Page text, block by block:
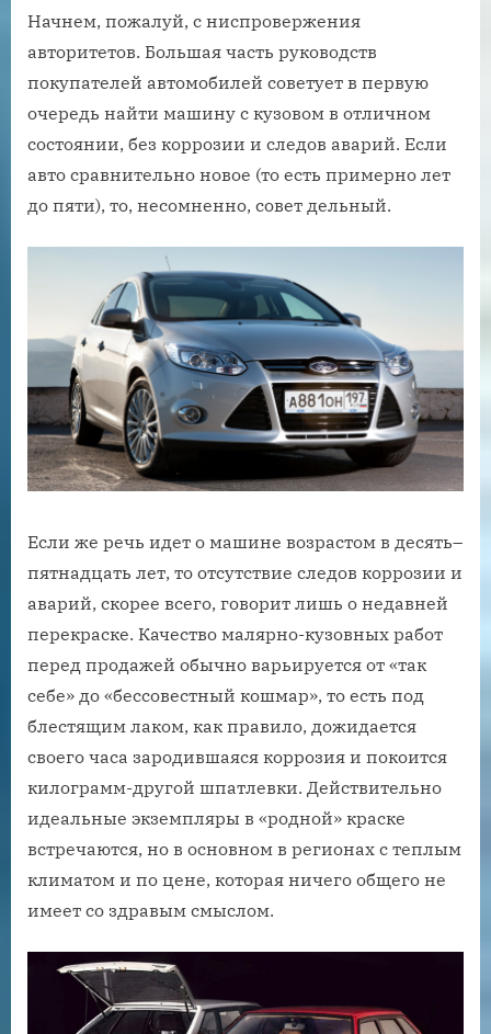
Начнем, пожалуй, с ниспровержения
авторитетов. Большая часть руководств
покупателей автомобилей советует в первую
очередь найти машину с кузовом в отличном
состоянии, без коррозии и следов аварий. Если
авто сравнительно новое (то есть примерно лет
до пяти), то, несомненно, совет дельный.
Если же речь идет о машине возрастом в десять–
пятнадцать лет, то отсутствие следов коррозии и
аварий, скорее всего, говорит лишь о недавней
перекраске. Качество малярно-кузовных работ
перед продажей обычно варьируется от «так
себе» до «бессовестный кошмар», то есть под
блестящим лаком, как правило, дожидается
своего часа зародившаяся коррозия и покоится
килограмм-другой шпатлевки. Действительно
идеальные экземпляры в «родной» краске
встречаются, но в основном в регионах с теплым
климатом и по цене, которая ничего общего не
имеет со здравым смыслом.